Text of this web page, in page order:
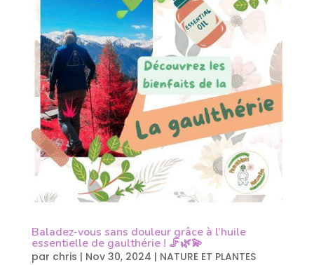
Baladez-vous sans douleur grâce à l’huile
essentielle de gaulthérie ! 🦵🌿💫
par chris | Nov 30, 2024 | NATURE ET PLANTES